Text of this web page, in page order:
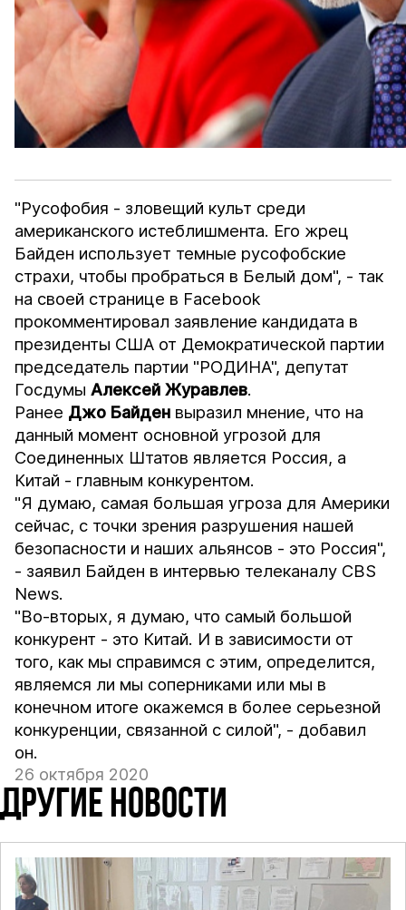
"Русофобия - зловещий культ среди
американского истеблишмента. Его жрец
Байден использует темные русофобские
страхи, чтобы пробраться в Белый дом", - так
на своей странице в Facebook
прокомментировал заявление кандидата в
президенты США от Демократической партии
председатель партии "РОДИНА", депутат
ГосдумыАлексей Журавлев.
Ранее Джо Байден выразил мнение, что на
данный момент основной угрозой для
Соединенных Штатов является Россия, а
Китай - главным конкурентом.
"Я думаю, самая большая угроза для Америки
сейчас, с точки зрения разрушения нашей
безопасности и наших альянсов - это Россия",
- заявил Байден в интервью телеканалу CBS
News.
"Во-вторых, я думаю, что самый большой
конкурент - это Китай. И в зависимости от
того, как мы справимся с этим, определится,
являемся ли мы соперниками или мы в
конечном итоге окажемся в более серьезной
конкуренции, связанной с силой", - добавил
он.
26 октября 2020
ДРУГИЕ НОВОСТИ